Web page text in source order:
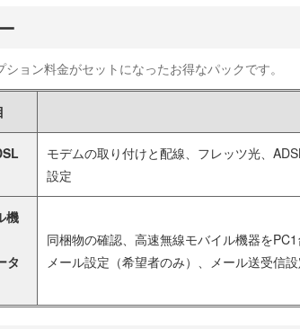
ョン料金がセットになったお得なパックです。
モデムの取り付けと配線、フレッツ光、
設定
機
タ
同梱物の確認、高速無線モバイル機器を
メール設定（希望者のみ）、メール送受信設